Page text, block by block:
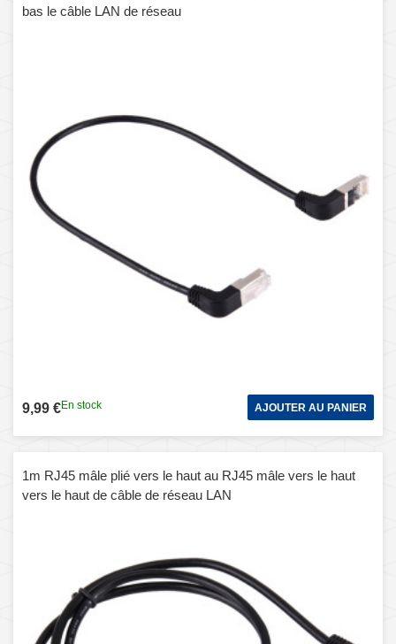
bas le câble LAN de réseau
9,99 €En stock AJOUTER AU PANIER
1m RJ45 mâle plié vers le haut au RJ45 mâle vers le haut
vers le haut de câble de réseau LAN